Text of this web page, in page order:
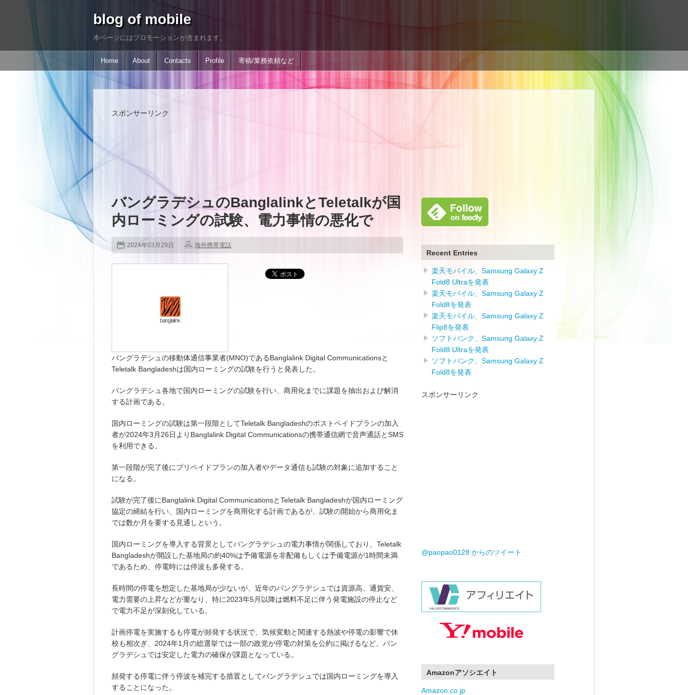
blog of mobile
本ページにはプロモーションが含まれます。
Home About Contacts Profile 寄稿/業務依頼など
スポンサーリンク
バングラデシュのBanglalinkとTeletalkが国
内ローミングの試験、電力事情の悪化で
2024年03月29日 海外携帯電話
バングラデシュの移動体通信事業者(MNO)であるBanglalink Digital Communicationsと
Teletalk Bangladeshは国内ローミングの試験を行うと発表した。
バングラデシュ各地で国内ローミングの試験を行い、商用化までに課題を抽出および解消
する計画である。
国内ローミングの試験は第一段階としてTeletalk Bangladeshのポストペイドプランの加入
者が2024年3月26日よりBanglalink Digital Communicationsの携帯通信網で音声通話とSMS
を利用できる。
第一段階が完了後にプリペイドプランの加入者やデータ通信も試験の対象に追加すること
になる。
試験が完了後にBanglalink Digital CommunicationsとTeletalk Bangladeshが国内ローミング
協定の締結を行い、国内ローミングを商用化する計画であるが、試験の開始から商用化ま
では数か月を要する見通しという。
国内ローミングを導入する背景としてバングラデシュの電力事情が関係しており、Teletalk
Bangladeshが開設した基地局の約40%は予備電源を非配備もしくは予備電源が1時間未満
であるため、停電時には停波も多発する。
長時間の停電を想定した基地局が少ないが、近年のバングラデシュでは資源高、通貨安、
電力需要の上昇などが重なり、特に2023年5月以降は燃料不足に伴う発電施設の停止など
で電力不足が深刻化している。
計画停電を実施するも停電が頻発する状況で、気候変動と関連する熱波や停電の影響で休
校も相次ぎ、2024年1月の総選挙では一部の政党が停電の対策を公約に掲げるなど、バン
グラデシュでは安定した電力の確保が課題となっている。
頻発する停電に伴う停波を補完する措置としてバングラデシュでは国内ローミングを導入
することになった。
Recent Entries
楽天モバイル、Samsung Galaxy Z
Fold8 Ultraを発表
楽天モバイル、Samsung Galaxy Z
Fold8を発表
楽天モバイル、Samsung Galaxy Z
Flip8を発表
ソフトバンク、Samsung Galaxy Z
Fold8 Ultraを発表
ソフトバンク、Samsung Galaxy Z
Fold8を発表
スポンサーリンク
@paopao0128 からのツイート
Amazonアソシエイト
Amazon.co.jp